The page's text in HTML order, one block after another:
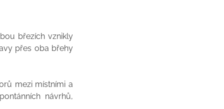
březích vznikly
přes oba břehy
mezi místními a
návrhů,